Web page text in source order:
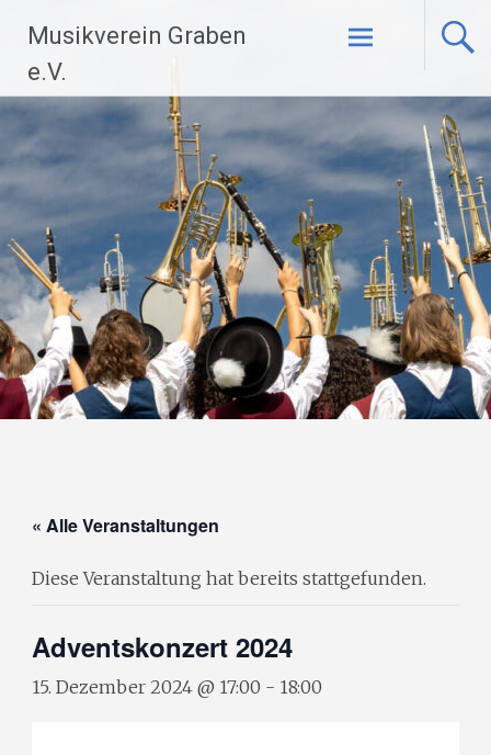
Inhalt
springen
Musikverein Graben
e.V.
« Alle Veranstaltungen
Diese Veranstaltung hat bereits stattgefunden.
Adventskonzert 2024
15. Dezember 2024 @ 17:00 - 18:00